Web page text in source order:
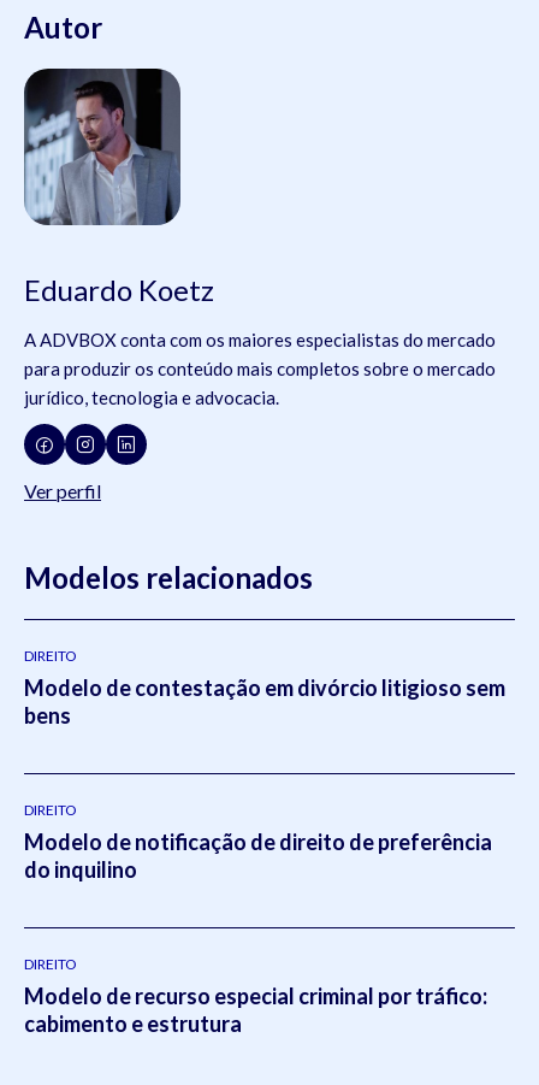
Autor
Eduardo Koetz
A ADVBOX conta com os maiores especialistas do mercado
para produzir os conteúdo mais completos sobre o mercado
jurídico, tecnologia e advocacia.
Ver perfil
Modelos relacionados
DIREITO
Modelo de contestação em divórcio litigioso sem
bens
DIREITO
Modelo de notificação de direito de preferência
do inquilino
DIREITO
Modelo de recurso especial criminal por tráfico:
cabimento e estrutura